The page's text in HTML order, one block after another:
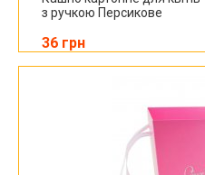
з ручкою Персикове
36 грн